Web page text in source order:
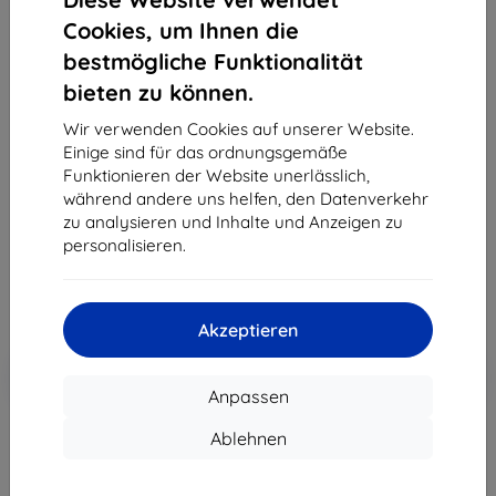
Cookies, um Ihnen die
bestmögliche Funktionalität
bieten zu können.
Wir verwenden Cookies auf unserer Website.
Einige sind für das ordnungsgemäße
Funktionieren der Website unerlässlich,
während andere uns helfen, den Datenverkehr
zu analysieren und Inhalte und Anzeigen zu
personalisieren.
Akzeptieren
Anpassen
Ablehnen
3MK Foil 1UP Xiaomi Redmi 9A / 9AT Gaming-
Schutzfolie, 3 Stück
Geeignet für: Xiaomi REDMI 9A
Produktbeschreibung
21,90 €
19,71 €
ohne MWSt
Rabatt mit Gutschein
In den